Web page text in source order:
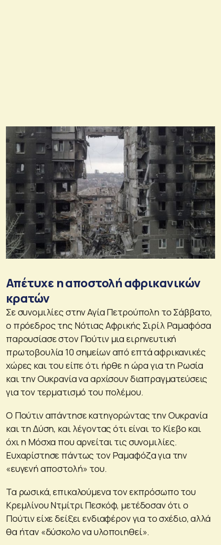
Απέτυχε η αποστολή αφρικανικών
κρατών
Σε συνομιλίες στην Αγία Πετρούπολη το Σάββατο,
ο πρόεδρος της Νότιας Αφρικής Σιρίλ Ραμαφόσα
παρουσίασε στον Πούτιν μια ειρηνευτική
πρωτοβουλία 10 σημείων από επτά αφρικανικές
χώρες και του είπε ότι ήρθε η ώρα για τη Ρωσία
και την Ουκρανία να αρχίσουν διαπραγματεύσεις
για τον τερματισμό του πολέμου.
Ο Πούτιν απάντησε κατηγορώντας την Ουκρανία
και τη Δύση, και λέγοντας ότι είναι το Κίεβο και
όχι η Μόσχα που αρνείται τις συνομιλίες.
Ευχαρίστησε πάντως τον Ραμαφόζα για την
«ευγενή αποστολή» του.
Τα ρωσικά, επικαλούμενα τον εκπρόσωπο του
Κρεμλίνου Ντμίτρι Πεσκόφ, μετέδοσαν ότι ο
Πούτιν είχε δείξει ενδιαφέρον για το σχέδιο, αλλά
θα ήταν «δύσκολο να υλοποιηθεί».